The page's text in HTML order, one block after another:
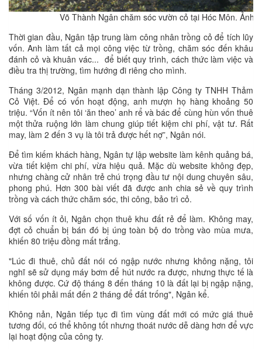
Võ Thành Ngân chăm sóc vườn cỏ tại Hóc Môn. Ảnh:
Thời gian đầu, Ngân tập trung làm công nhân trồng cỏ để tích lũy
vốn. Anh làm tất cả mọi công việc từ trồng, chăm sóc đến khâu
đánh cỏ và khuân vác... để biết quy trình, cách thức làm việc và
điều tra thị trường, tìm hướng đi riêng cho mình.
Tháng 3/2012, Ngân mạnh dạn thành lập Công ty TNHH Thảm
Cỏ Việt. Để có vốn hoạt động, anh mượn họ hàng khoảng 50
triệu. “Vốn ít nên tôi ‘ăn theo’ anh rể và bác để cùng hùn vốn thuê
một thửa ruộng lớn làm chung giúp tiết kiệm chi phí, vật tư. Rất
may, làm 2 đến 3 vụ là tôi trả được hết nợ”, Ngân nói.
Để tìm kiếm khách hàng, Ngân tự lập website làm kênh quảng bá,
vừa tiết kiệm chi phí, vừa hiệu quả. Mặc dù website không đẹp,
nhưng chàng cử nhân trẻ chú trọng đầu tư nội dung chuyên sâu,
phong phú. Hơn 300 bài viết đã được anh chia sẻ về quy trình
trồng và cách thức chăm sóc, thi công, bảo trì cỏ.
Với số vốn ít ỏi, Ngân chọn thuê khu đất rẻ để làm. Không may,
đợt cỏ chuẩn bị bán đó bị úng toàn bộ do trồng vào mùa mưa,
khiến 80 triệu đồng mất trắng.
"Lúc đi thuê, chủ đất nói có ngập nước nhưng không nặng, tôi
nghĩ sẽ sử dụng máy bơm để hút nước ra được, nhưng thực tế là
không được. Cứ độ tháng 8 đến tháng 10 là đất lại bị ngập nặng,
khiến tôi phải mất đến 2 tháng để đất trống", Ngân kể.
Không nản, Ngân tiếp tục đi tìm vùng đất mới có mức giá thuê
tương đối, có thể không tốt nhưng thoát nước dễ dàng hơn để vực
lại hoạt động của công ty.